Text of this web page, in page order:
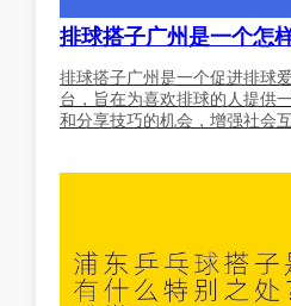
排球搭子广州是一个怎
排球搭子广州是一个促进排球
台，旨在为喜欢排球的人提供
和分享技巧的机会，增强社会